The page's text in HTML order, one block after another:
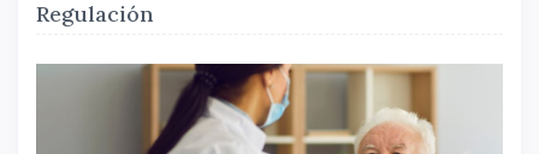
Regulación